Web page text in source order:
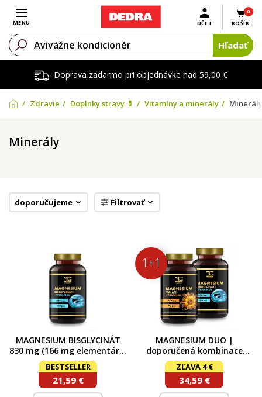
Doprava zadarmo pri objednávke nad 59,00 €
Otvoriť menu
MENU
0
KOŠÍK
ÚČET
Hľadať
Zdravie Doplnky stravy 💊 Vitamíny a minerály Minerály
Minerály
doporučujeme Filtrovať
MAGNESIUM BISGLYCINÁT
830 mg (166 mg elementární
hořčík) + vitamín B6 P5P |
vysoká vstřebatelnost, nervy
& energie | 100 kapslí 94,5 g
BESTSELLER
21,59 €
1+1
MAGNESIUM DUO |
doporučená kombinace
malátu & bisglycinátu
doplněná o vitamin B6
ZĽAVA 4 €
34,59 €